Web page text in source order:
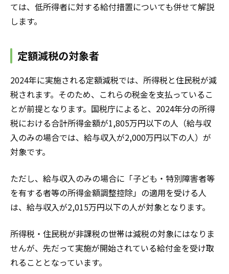
ては、低所得者に対する給付措置についても併せて解説
します。
定額減税の対象者
2024年に実施される定額減税では、所得税と住民税が減
税されます。そのため、これらの税金を支払っているこ
とが前提となります。国税庁によると、2024年分の所得
税における合計所得金額が1,805万円以下の人（給与収
入のみの場合では、給与収入が2,000万円以下の人）が
対象です。
ただし、給与収入のみの場合に「子ども・特別障害者等
を有する者等の所得金額調整控除」の適用を受ける人
は、給与収入が2,015万円以下の人が対象となります。
所得税・住民税が非課税の世帯は減税の対象にはなりま
せんが、先だって実施が開始されている給付金を受け取
れることとなっています。